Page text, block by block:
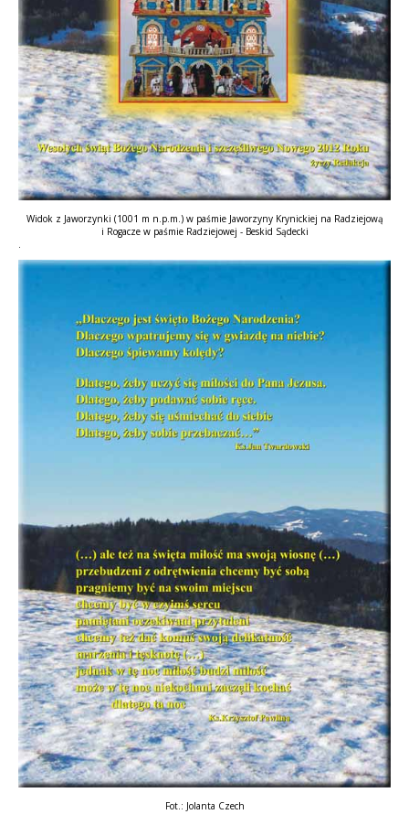
Widok z Jaworzynki (1001 m n.p.m.) w paśmie Jaworzyny Krynickiej na Radziejową
i Rogacze w paśmie Radziejowej - Beskid Sądecki
.
Fot.: Jolanta Czech